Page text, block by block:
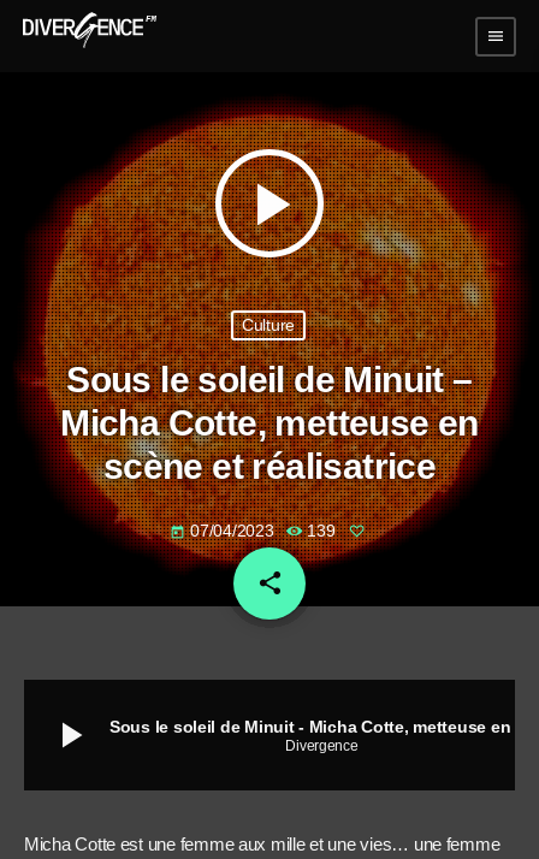
menu
play_arrow
Culture
Sous le soleil de Minuit –
Micha Cotte, metteuse en
scène et réalisatrice
today 07/04/2023 139
share
email
play_arrow Divergence
Micha Cotte est une femme aux mille et une vies… une femme